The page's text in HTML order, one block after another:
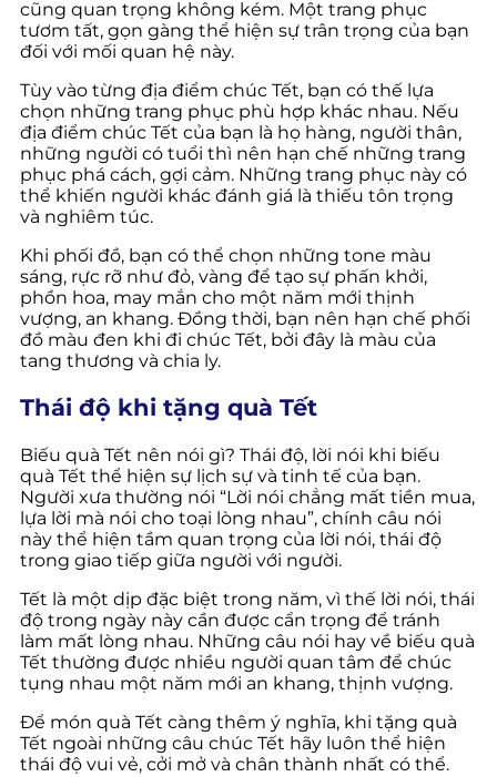
cũng quan trọng không kém. Một trang phục
tươm tất, gọn gàng thể hiện sự trân trọng của bạn
đối với mối quan hệ này.
Tùy vào từng địa điểm chúc Tết, bạn có thế lựa
chọn những trang phục phù hợp khác nhau. Nếu
địa điểm chúc Tết của bạn là họ hàng, người thân,
những người có tuổi thì nên hạn chế những trang
phục phá cách, gợi cảm. Những trang phục này có
thể khiến người khác đánh giá là thiếu tôn trọng
và nghiêm túc.
Khi phối đồ, bạn có thể chọn những tone màu
sáng, rực rỡ như đỏ, vàng để tạo sự phấn khởi,
phồn hoa, may mắn cho một năm mới thịnh
vượng, an khang. Đồng thời, bạn nên hạn chế phối
đồ màu đen khi đi chúc Tết, bởi đây là màu của
tang thương và chia ly.
Thái độ khi tặng quà Tết
Biếu quà Tết nên nói gì? Thái độ, lời nói khi biếu
quà Tết thể hiện sự lịch sự và tinh tế của bạn.
Người xưa thường nói “Lời nói chẳng mất tiền mua,
lựa lời mà nói cho toại lòng nhau”, chính câu nói
này thể hiện tầm quan trọng của lời nói, thái độ
trong giao tiếp giữa người với người.
Tết là một dịp đặc biệt trong năm, vì thế lời nói, thái
độ trong ngày này cần được cẩn trọng để tránh
làm mất lòng nhau. Những câu nói hay về biếu quà
Tết thường được nhiều người quan tâm để chúc
tụng nhau một năm mới an khang, thịnh vượng.
Để món quà Tết càng thêm ý nghĩa, khi tặng quà
Tết ngoài những câu chúc Tết hãy luôn thể hiện
thái độ vui vẻ, cởi mở và chân thành nhất có thể.